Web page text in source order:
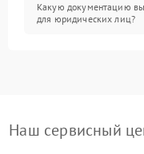
Какую документацию вы
для юридических лиц?
Наш сервисный